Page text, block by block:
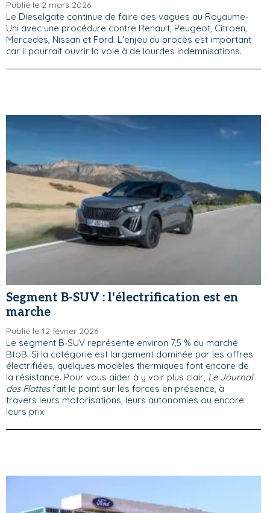
Publié le 2 mars 2026
Le Dieselgate continue de faire des vagues au Royaume-
Uni avec une procédure contre Renault, Peugeot, Citroën,
Mercedes, Nissan et Ford. L'enjeu du procès est important
car il pourrait ouvrir la voie à de lourdes indemnisations.
Segment B-SUV : l'électrification est en
marche
Publié le 12 février 2026
Le segment B‑SUV représente environ 7,5 % du marché
BtoB. Si la catégorie est largement dominée par les offres
électrifiées, quelques modèles thermiques font encore de
la résistance. Pour vous aider à y voir plus clair, Le Journal
des Flottesfait le point sur les forces en présence, à
travers leurs motorisations, leurs autonomies ou encore
leurs prix.